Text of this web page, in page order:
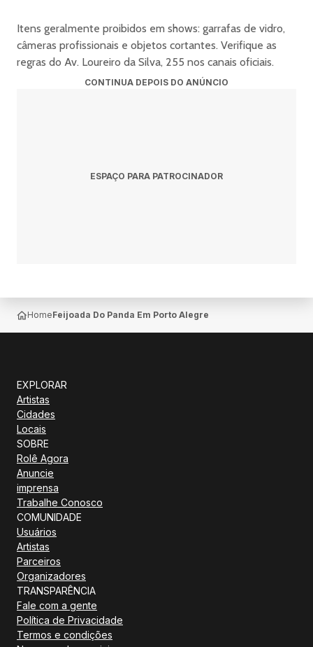
Itens geralmente proibidos em shows: garrafas de vidro,
câmeras profissionais e objetos cortantes. Verifique as
regras do Av. Loureiro da Silva, 255 nos canais oficiais.
CONTINUA DEPOIS DO ANÚNCIO
ESPAÇO PARA PATROCINADOR
HomeFeijoada Do Panda Em Porto Alegre
EXPLORAR
Artistas
Cidades
Locais
SOBRE
Rolê Agora
Anuncie
imprensa
Trabalhe Conosco
COMUNIDADE
Usuários
Artistas
Parceiros
Organizadores
TRANSPARÊNCIA
Fale com a gente
Política de Privacidade
Termos e condições